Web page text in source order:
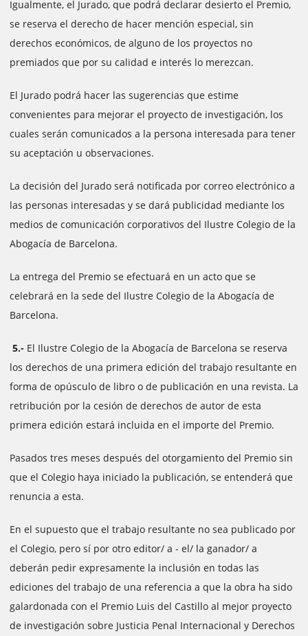
Igualmente, el Jurado, que podrá declarar desierto el Premio,
se reserva el derecho de hacer mención especial, sin
derechos económicos, de alguno de los proyectos no
premiados que por su calidad e interés lo merezcan.
El Jurado podrá hacer las sugerencias que estime
convenientes para mejorar el proyecto de investigación, los
cuales serán comunicados a la persona interesada para tener
su aceptación u observaciones.
La decisión del Jurado será notificada por correo electrónico a
las personas interesadas ​​y se dará publicidad mediante los
medios de comunicación corporativos del Ilustre Colegio de la
Abogacía de Barcelona.
La entrega del Premio se efectuará en un acto que se
celebrará en la sede del Ilustre Colegio de la Abogacía de
Barcelona.​​
5.- El Ilustre Colegio de la Abogacía de Barcelona se reserva
los derechos de una primera edición del trabajo resultante en
forma de opúsculo de libro o de publicación en una revista. La
retribución por la cesión de derechos de autor de esta
primera edición estará incluida en el importe del Premio.
Pasados ​​tres meses después del otorgamiento del Premio sin
que el Colegio haya iniciado la publicación, se entenderá que
renuncia a esta.
En el supuesto que el trabajo resultante no sea publicado por
el Colegio, pero sí por otro editor/ a - el/ la ganador/ a
deberán pedir expresamente la inclusión en todas las
ediciones del trabajo de una referencia a que la obra ha sido
galardonada con el Premio Luis del Castillo al mejor proyecto
de investigación sobre Justicia Penal Internacional y Derechos